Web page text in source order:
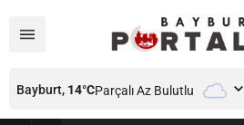
Bayburt, 14°CParçalı Az Bulutlu